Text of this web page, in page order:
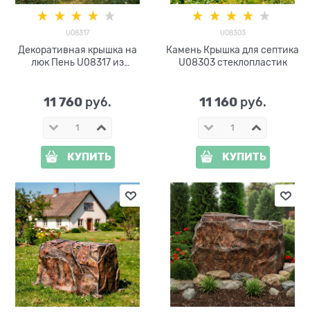
U08317
Декоративная крышка на
люк Пень U08317 из
11 760 руб.
КУПИТЬ
U08303
Камень Крышка для септика
U08303 стеклопластик
11 160 руб.
КУПИТЬ